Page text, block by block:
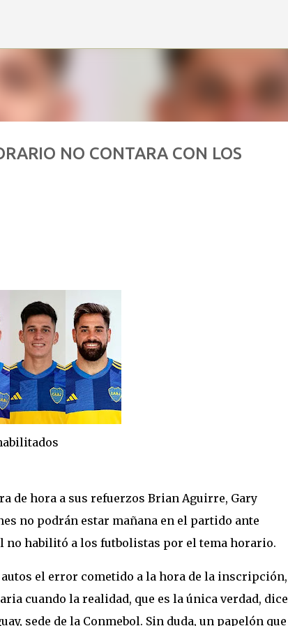
NO CONTARA CON LOS
de hora a sus refuerzos Brian Aguirre, Gary
no podrán estar mañana en el partido ante
no habilitó a los futbolistas por el tema horario.
el error cometido a la hora de la inscripción,
cuando la realidad, que es la única verdad, dice
sede de la Conmebol. Sin duda, un papelón que